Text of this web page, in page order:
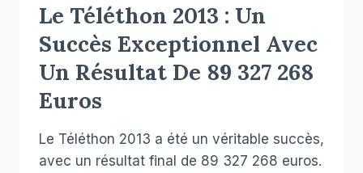
Le Téléthon 2013 : Un
Succès Exceptionnel Avec
Un Résultat De 89 327 268
Euros
Le Téléthon 2013 a été un véritable succès,
avec un résultat final de 89 327 268 euros.